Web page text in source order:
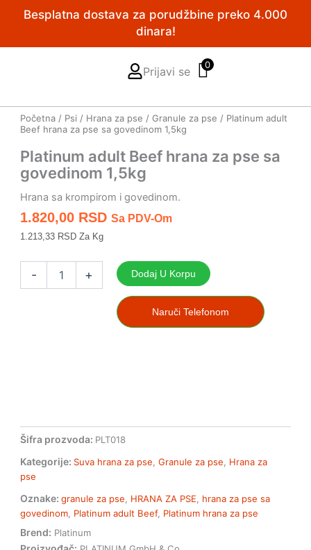
Besplatna dostava za porudžbine preko 4.000
dinara!
Prijavi se 0
Početna / Psi / Hrana za pse /Granule za pse / Platinum adult
Beef hrana za pse sa govedinom 1,5kg
Platinum adult Beef hrana za pse sa
govedinom 1,5kg
Hrana sa krompirom i govedinom.
1.820,00 RSD Sa PDV-Om
1.213,33 RSD Za Kg
- + Dodaj U Korpu
Naruči Telefonom
Šifra prozvoda: PLT018
Kategorije: Suva hrana za pse ,Granule za pse
Hrana za
pse
Oznake: granule za pse HRANA ZA PSE
hrana za pse sa
govedinom Platinum adult Beef, Platinum hrana za pse
Brend: Platinum